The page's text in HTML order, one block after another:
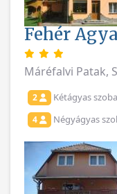
Fehér
Máréfalvi Patak,
2 Kétágyas szoba
4 Négyágyas